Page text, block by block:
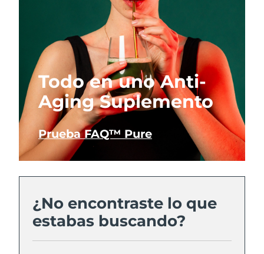
Todo en uno Anti-
Aging Suplemento
Prueba FAQ™ Pure
¿No encontraste lo que
estabas buscando?